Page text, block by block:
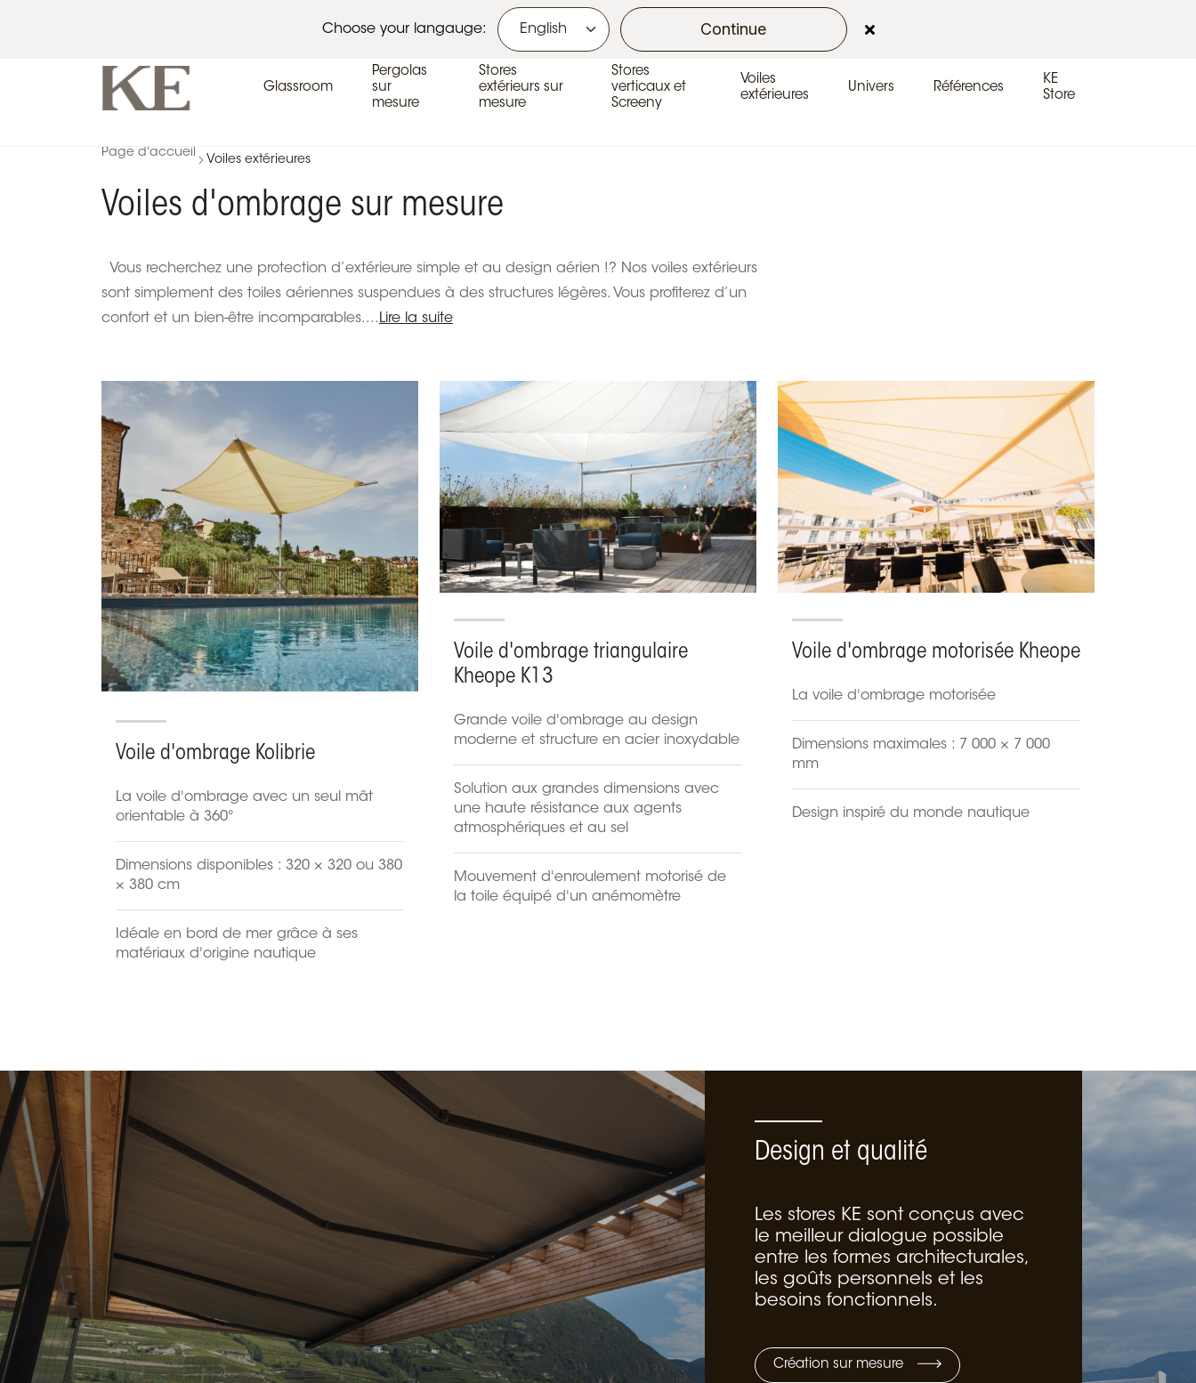
Choose your langauge: Continue
Contact
Glassroom
Pergolas
sur
mesure
Stores
extérieurs sur
mesure
Stores
verticaux et
Screeny
Voiles
extérieures
Univers Références
KE
Store
Page d'accueil
Voiles extérieures
Voiles d'ombrage sur mesure
Vous recherchez une protection d’extérieure simple et au design aérien !? Nos voiles extérieurs
sont simplement des toiles aériennes suspendues à des structures légères. Vous profiterez d’un
confort et un bien-être incomparables....Lire la suite
Voile d'ombrage Kolibrie
La voile d'ombrage avec un seul mât
orientable à 360°
Dimensions disponibles : 320 × 320 ou 380
× 380 cm
Idéale en bord de mer grâce à ses
matériaux d'origine nautique
Voile d'ombrage triangulaire
Kheope K13
Grande voile d'ombrage au design
moderne et structure en acier inoxydable
Solution aux grandes dimensions avec
une haute résistance aux agents
atmosphériques et au sel
Mouvement d'enroulement motorisé de
la toile équipé d'un anémomètre
Voile d'ombrage motorisée Kheope
La voile d'ombrage motorisée
Dimensions maximales : 7 000 × 7 000
mm
Design inspiré du monde nautique
Design et qualité
Les stores KE sont conçus avec
le meilleur dialogue possible
entre les formes architecturales,
les goûts personnels et les
besoins fonctionnels.
Création sur mesure